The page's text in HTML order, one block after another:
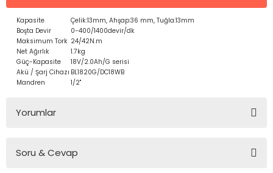
Kapasite
Çelik:13mm, Ahşap:36 mm, Tuğla:13mm
Boşta Devir
0-400/1400devir/dk
Maksimum Tork 24/42N.m
Net Ağırlık
1.7kg
Güç-Kapasite
18V/2.0Ah/G serisi
Akü / Şarj Cihazı BL1820G/DC18WB
Mandren
1/2"
Yorumlar
Soru & Cevap